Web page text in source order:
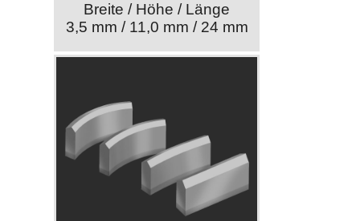
Breite / Höhe / Länge
3,5 mm / 11,0 mm / 24 mm